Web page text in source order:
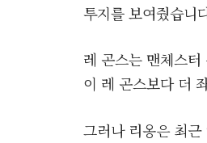
투지를 보여줬습니
레 곤스는 맨체스
이 레 곤스보다 더
그러나 리옹은 최